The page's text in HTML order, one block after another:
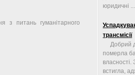
з питань гуманітарного
юридичні ...
трансмісії
Добрий
померла
встигла,